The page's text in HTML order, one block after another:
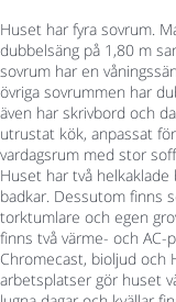
Huset har fyra sovrum.
dubbelsäng på 1,80 m
sovrum har en
övriga sovrummen har
även har skrivbord och
utrustat kök, anpassat
vardagsrum med stor
Huset har två
badkar. Dessutom finns
torktumlare och egen
finns två värme- och AC-
Chromecast, bioljud och
arbetsplatser gör huset